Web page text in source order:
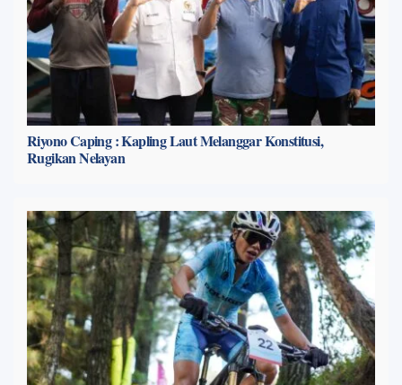
Riyono Caping : Kapling Laut Melanggar Konstitusi,
Rugikan Nelayan